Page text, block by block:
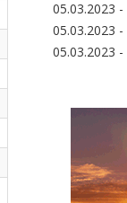
05.03.2023 -
05.03.2023 -
05.03.2023 -